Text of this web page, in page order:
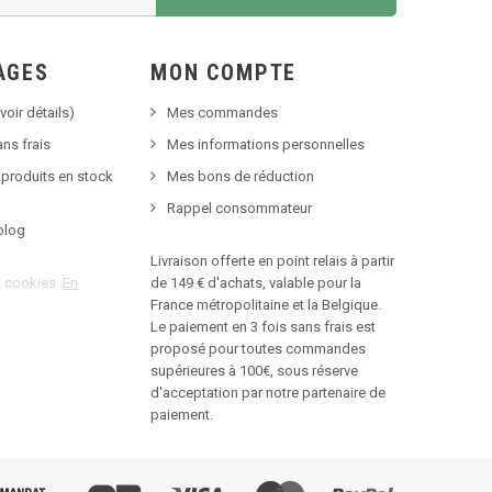
détails)
frais
en stock
En
MON COMPTE
Mes commandes
Mes informations personnelles
Mes bons de réduction
Rappel consommateur
Livraison offerte en point relais à partir
de 149 € d'achats, valable pour la
France métropolitaine et la Belgique.
Le paiement en 3 fois sans frais est
proposé pour toutes commandes
supérieures à 100€, sous réserve
d'acceptation par notre partenaire de
paiement.